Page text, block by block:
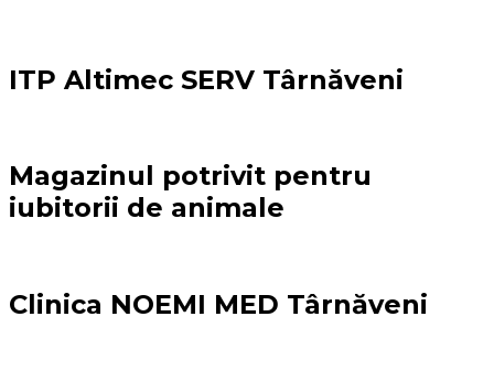
ITP Altimec SERV Târnăveni
Magazinul potrivit pentru
iubitorii de animale
Clinica NOEMI MED Târnăveni